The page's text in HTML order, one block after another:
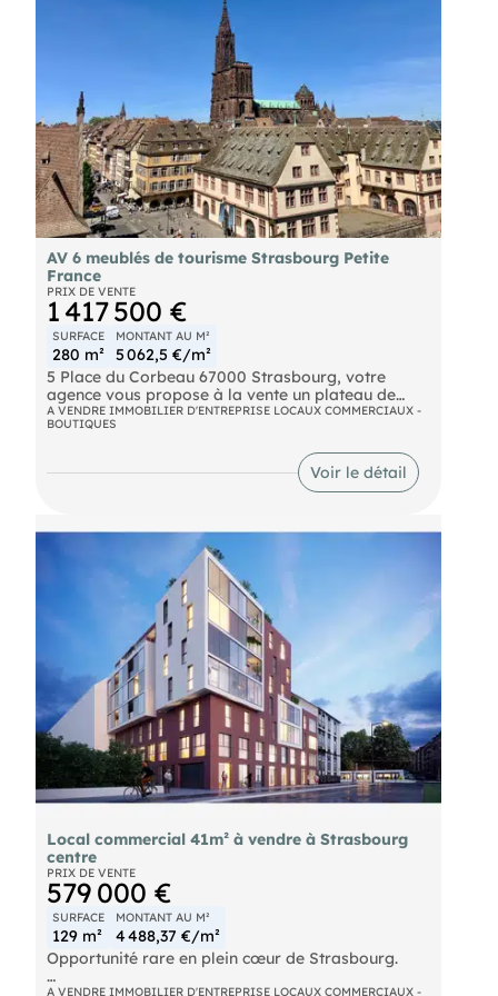
AV 6 meublés de tourisme Strasbourg Petite
France
PRIX DE VENTE
1 417 500 €
SURFACE
280 m²
MONTANT AU M²
5 062,5 €/m²
5 Place du Corbeau 67000 Strasbourg, votre
agence vous propose à la vente un plateau de
bureaux de 280m2 avec une autorisation
d'urbanisme pour la transformation en 6 meublés
de tourisme. Vue panoramique incroyable.
A VENDRE IMMOBILIER D'ENTREPRISE LOCAUX COMMERCIAUX -
BOUTIQUES
Voir le détail
Local commercial 41m² à vendre à Strasbourg
centre
PRIX DE VENTE
579 000 €
SURFACE
129 m²
MONTANT AU M²
4 488,37 €/m²
Opportunité rare en plein cœur de Strasbourg.
A VENDRE IMMOBILIER D'ENTREPRISE LOCAUX COMMERCIAUX -